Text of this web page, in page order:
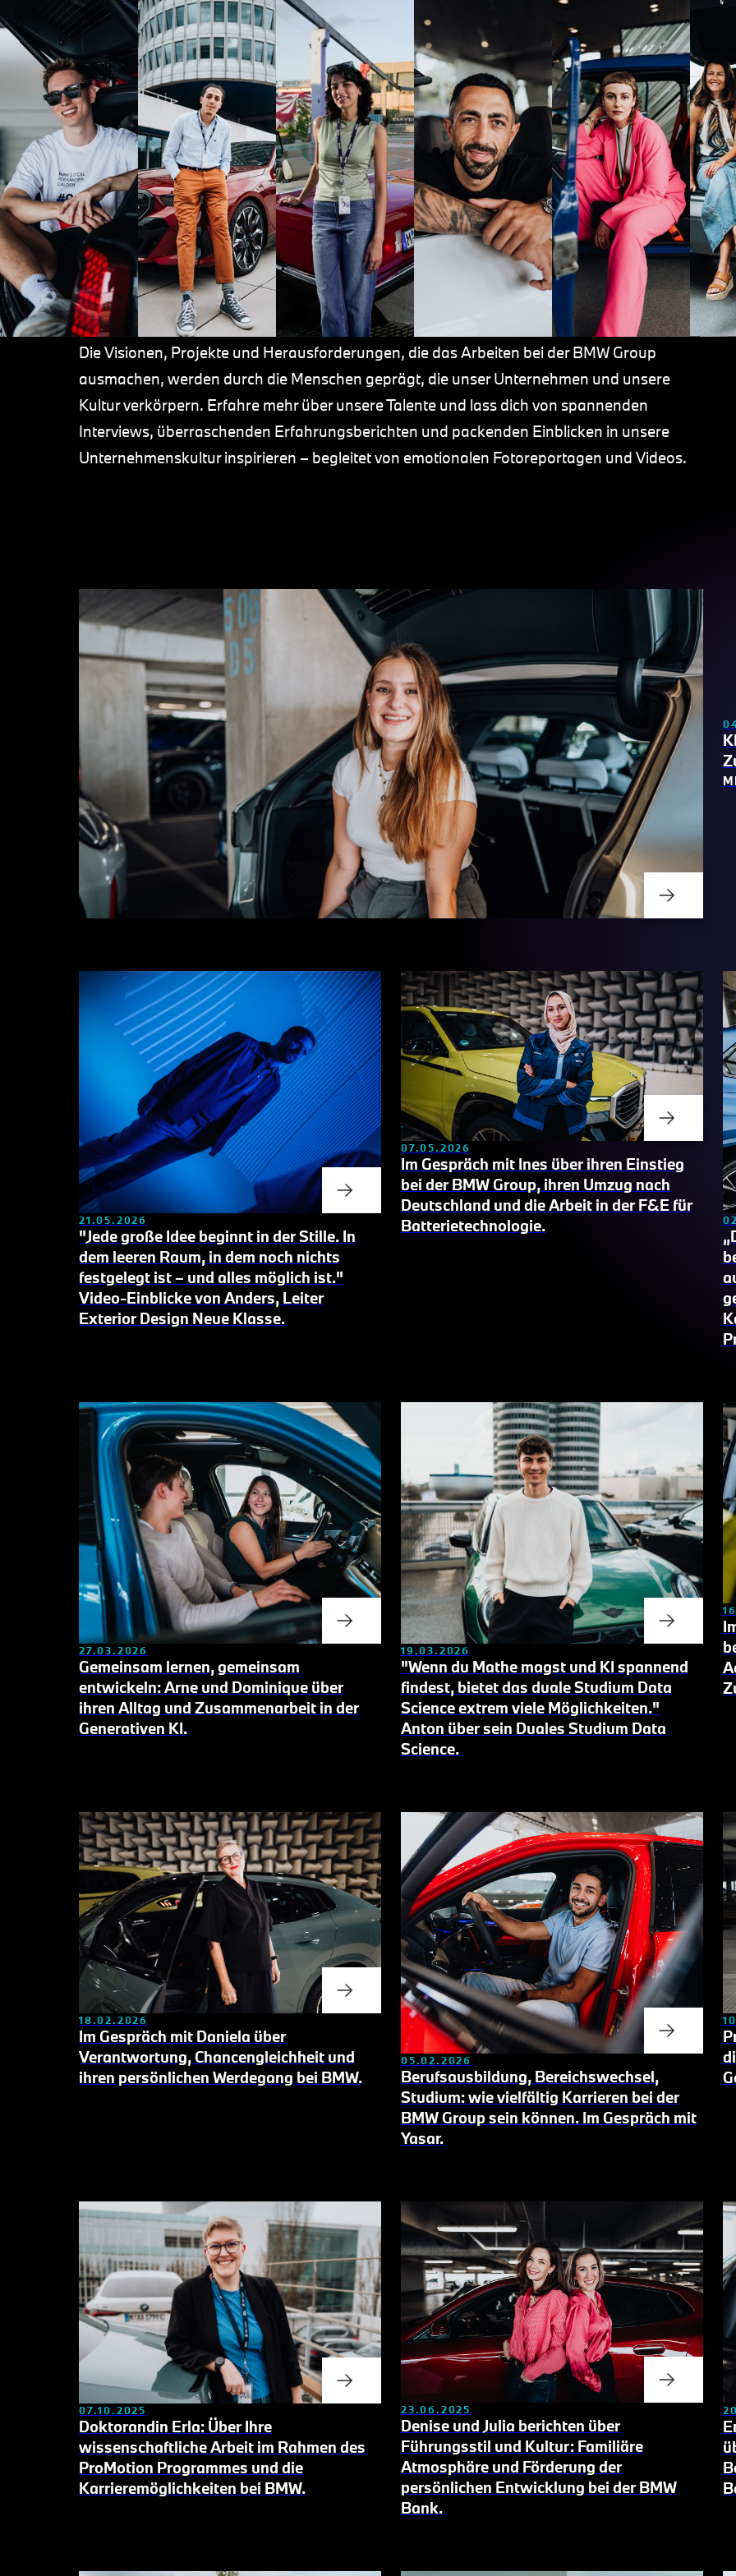
Die Visionen, Projekte und Herausforderungen, die das Arbeiten bei der BMW Group
ausmachen, werden durch die Menschen geprägt, die unser Unternehmen und unsere
Kultur verkörpern. Erfahre mehr über unsere Talente und lass dich von spannenden
Interviews, überraschenden Erfahrungsberichten und packenden Einblicken in unsere
Unternehmenskultur inspirieren – begleitet von emotionalen Fotoreportagen und Videos.
21.05.2026
"Jede große Idee beginnt in der Stille. In
dem leeren Raum, in dem noch nichts
festgelegt ist – und alles möglich ist."
Video-Einblicke von Anders, Leiter
Exterior Design Neue Klasse.
07.05.2026
Im Gespräch mit Ines über ihren Einstieg
bei der BMW Group, ihren Umzug nach
Deutschland und die Arbeit in der F&E für
Batterietechnologie.
27.03.2026
Gemeinsam lernen, gemeinsam
entwickeln: Arne und Dominique über
ihren Alltag und Zusammenarbeit in der
Generativen KI.
19.03.2026
"Wenn du Mathe magst und KI spannend
findest, bietet das duale Studium Data
Science extrem viele Möglichkeiten."
Anton über sein Duales Studium Data
Science.
18.02.2026
Im Gespräch mit Daniela über
Verantwortung,Chancengleichheit und
ihren persönlichen Werdegang bei BMW.
05.02.2026
Berufsausbildung, Bereichswechsel,
Studium: wie vielfältig Karrieren bei der
BMW Group sein können. Im Gespräch mit
Yasar.
07.10.2025
Doktorandin Erla: Über Ihre
wissenschaftliche Arbeit im Rahmen des
ProMotion Programmes und die
Karrieremöglichkeiten bei BMW.
23.06.2025
Denise und Julia berichten über
Führungsstil und Kultur: Familiäre
Atmosphäre und Förderung der
persönlichen Entwicklung bei der BMW
Bank.